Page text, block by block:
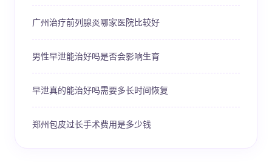
广州治疗前列腺炎哪家医院比较好
男性早泄能治好吗是否会影响生育
早泄真的能治好吗需要多长时间恢复
郑州包皮过长手术费用是多少钱